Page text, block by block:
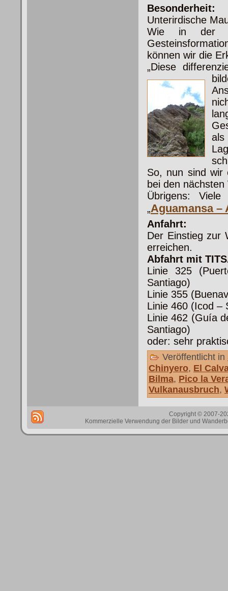
Besonderheit:
Unterirdische
Wie in der
können wir die
„Diese
So, nun sind wir
bei den
Übrigens:
„Aguamansa –
Anfahrt:
Der Einstieg zur
erreichen.
Abfahrt mit
Linie 325
Santiago)
Linie 355
Linie 460 (Icod –
Linie 462 (Guía
Santiago)
oder: sehr
Veröffentlicht in
Chinyero, El
Bilma, Pico la
Vulkanausbruch,
Copyright © 2007-
Kommerzielle Verwendung der Bilder und